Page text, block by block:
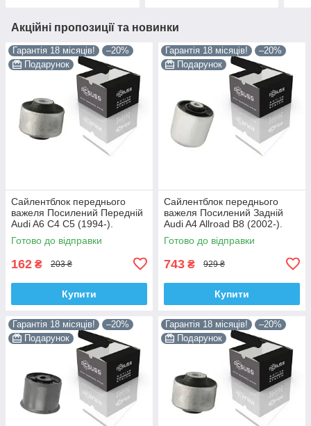
Акційні пропозиції та новинки
Гарантія 18 місяців!
–20%
Подарунок
Сайлентблок переднього
важеля Посилений Передній
Audi A6 C4 C5 (1994-).
Верхній. Корея ACSUSS!
35379 , JBU138 , TD1062W
Готово до відправки
162 ₴ 203 ₴
Купити
Гарантія 18 місяців!
–20%
Подарунок
Сайлентблок переднього
важеля Посилений Задній
Audi A4 Allroad B8 (2002-).
Нижній. Корея ACSUSS!
4H0407183 , TD1247W ,
Готово до відправки
743 ₴ 929 ₴
Купити
Гарантія 18 місяців!
–20%
Подарунок
Гарантія 18 місяців!
–20%
Подарунок